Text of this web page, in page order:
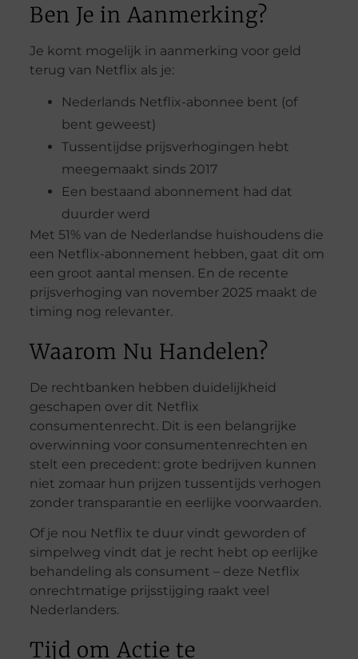
Ben Je in Aanmerking?
Je komt mogelijk in aanmerking voor geld
terug van Netflix als je:
Nederlands Netflix-abonnee bent (of
bent geweest)
Tussentijdse prijsverhogingen hebt
meegemaakt sinds 2017
Een bestaand abonnement had dat
duurder werd
Met 51% van de Nederlandse huishoudens die
een Netflix-abonnement hebben, gaat dit om
een groot aantal mensen. En de recente
prijsverhoging van november 2025 maakt de
timing nog relevanter.
Waarom Nu Handelen?
De rechtbanken hebben duidelijkheid
geschapen over dit Netflix
consumentenrecht. Dit is een belangrijke
overwinning voor consumentenrechten en
stelt een precedent: grote bedrijven kunnen
niet zomaar hun prijzen tussentijds verhogen
zonder transparantie en eerlijke voorwaarden.
Of je nou Netflix te duur vindt geworden of
simpelweg vindt dat je recht hebt op eerlijke
behandeling als consument – deze Netflix
onrechtmatige prijsstijging raakt veel
Nederlanders.
Tijd om Actie te